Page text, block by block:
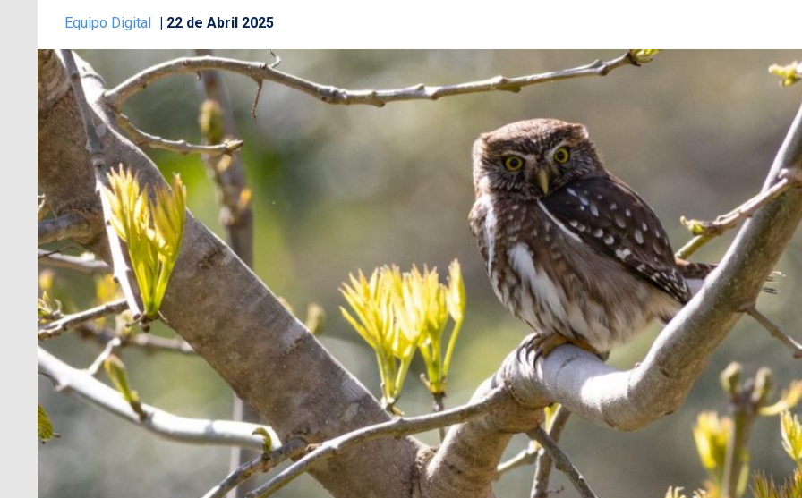
Equipo Digital 22 de Abril 2025